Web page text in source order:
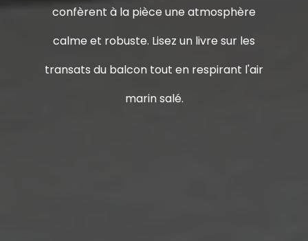
confèrent à la pièce une atmosphère
calme et robuste. Lisez un livre sur les
transats du balcon tout en respirant l'air
marin salé.